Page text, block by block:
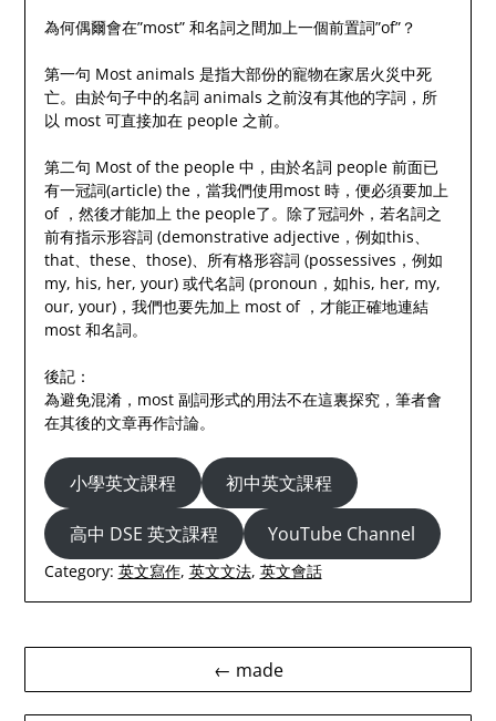
為何偶爾會在”most” 和名詞之間加上一個前置詞”of”？
第一句 Most animals 是指大部份的寵物在家居火災中死
亡。由於句子中的名詞 animals 之前沒有其他的字詞，所
以 most 可直接加在 people 之前。
第二句 Most of the people 中，由於名詞 people 前面已
有一冠詞(article) the，當我們使用most 時，便必須要加上
of ，然後才能加上 the people了。除了冠詞外，若名詞之
前有指示形容詞 (demonstrative adjective，例如this、
that、​these、those)、所有格形容詞 (possessives，例如
my, his, her, your) 或代名詞 (pronoun，如his, her, my,
our, your)，我們也要先加上 most of ，才能正確地連結
most 和名詞。
後記：
為避免混淆，most 副詞形式的用法不在這裏探究，筆者會
在其後的文章再作討論。
小學英文課程 初中英文課程
高中 DSE 英文課程 YouTube Channel
Category: 英文寫作, 英文文法, 英文會話
Post
navigation
← made